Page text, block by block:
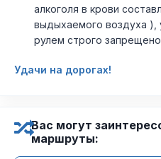
алкоголя в крови
выдыхаемого воздуха ),
рулем строго
Удачи на дорогах!
Вас могут
маршруты: